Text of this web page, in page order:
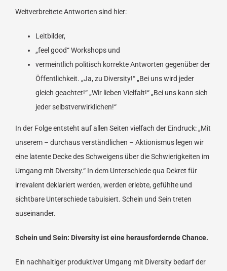
Weitverbreitete Antworten sind hier:
Leitbilder,
„feel good“ Workshops und
vermeintlich politisch korrekte Antworten gegenüber der
Öffentlichkeit. „Ja, zu Diversity!“ „Bei uns wird jeder
gleich geachtet!“ „Wir lieben Vielfalt!“ „Bei uns kann sich
jeder selbstverwirklichen!“
In der Folge entsteht auf allen Seiten vielfach der Eindruck: „Mit
unserem – durchaus verständlichen – Aktionismus legen wir
eine latente Decke des Schweigens über die Schwierigkeiten im
Umgang mit Diversity.“ In dem Unterschiede qua Dekret für
irrevalent deklariert werden, werden erlebte, gefühlte und
sichtbare Unterschiede tabuisiert. Schein und Sein treten
auseinander.
Schein und Sein: Diversity ist eine herausfordernde Chance.
Ein nachhaltiger produktiver Umgang mit Diversity bedarf der